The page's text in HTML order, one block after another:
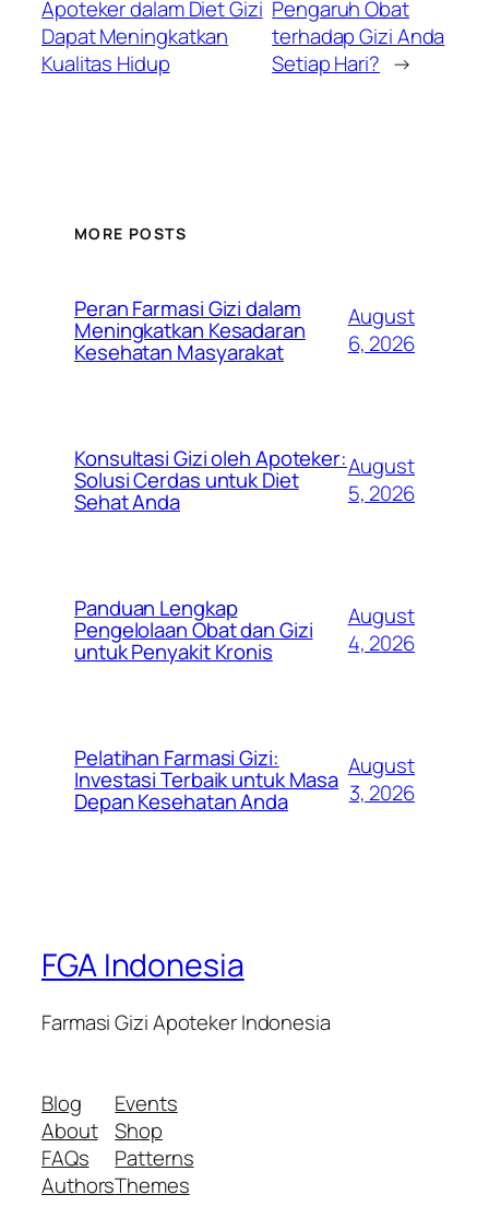
Apoteker dalam Diet Gizi
Dapat Meningkatkan
Kualitas Hidup
Pengaruh Obat
terhadap Gizi Anda
Setiap Hari? →
MORE POSTS
Peran Farmasi Gizi dalam
Meningkatkan Kesadaran
Kesehatan Masyarakat
August
6, 2026
Konsultasi Gizi oleh Apoteker:
Solusi Cerdas untuk Diet
Sehat Anda
August
5, 2026
Panduan Lengkap
Pengelolaan Obat dan Gizi
untuk Penyakit Kronis
August
4, 2026
Pelatihan Farmasi Gizi:
Investasi Terbaik untuk Masa
Depan Kesehatan Anda
August
3, 2026
FGA Indonesia
Farmasi Gizi Apoteker Indonesia
Blog
About
FAQs
Authors
Events
Shop
Patterns
Themes